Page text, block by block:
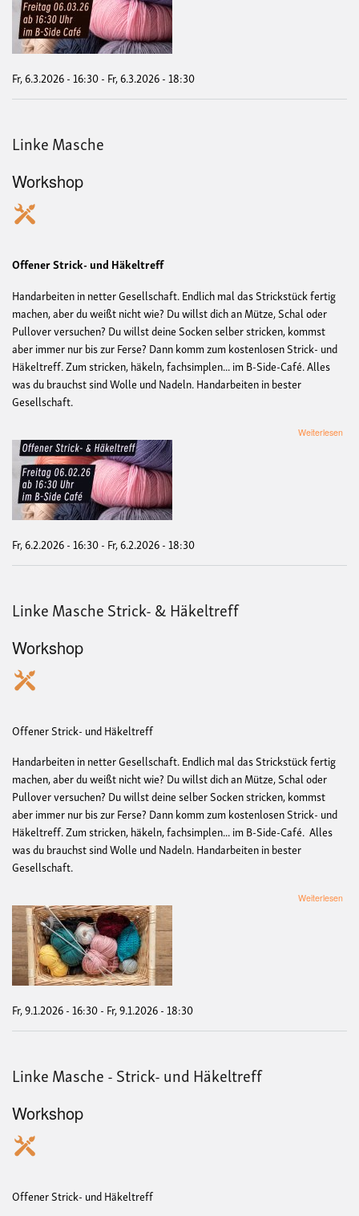
Fr, 6.3.2026 - 16:30- Fr, 6.3.2026 - 18:30
Linke Masche
Workshop
Offener Strick- und Häkeltreff
Handarbeiten in netter Gesellschaft. Endlich mal das Strickstück fertig
machen, aber du weißt nicht wie? Du willst dich an Mütze, Schal oder
Pullover versuchen? Du willst deine Socken selber stricken, kommst
aber immer nur bis zur Ferse? Dann komm zum kostenlosen Strick- und
Häkeltreff. Zum stricken, häkeln, fachsimplen... im B-Side-Café. Alles
was du brauchst sind Wolle und Nadeln. Handarbeiten in bester
Gesellschaft.
Weiterlesen
Fr, 6.2.2026 - 16:30- Fr, 6.2.2026 - 18:30
Linke Masche Strick- & Häkeltreff
Workshop
Offener Strick- und Häkeltreff
Handarbeiten in netter Gesellschaft. Endlich mal das Strickstück fertig
machen, aber du weißt nicht wie? Du willst dich an Mütze, Schal oder
Pullover versuchen? Du willst deine selber Socken stricken, kommst
aber immer nur bis zur Ferse? Dann komm zum kostenlosen Strick- und
Häkeltreff. Zum stricken, häkeln, fachsimplen... im B-Side-Café. Alles
was du brauchst sind Wolle und Nadeln. Handarbeiten in bester
Gesellschaft.
Weiterlesen
Fr, 9.1.2026 - 16:30- Fr, 9.1.2026 - 18:30
Linke Masche - Strick- und Häkeltreff
Workshop
Offener Strick- und Häkeltreff